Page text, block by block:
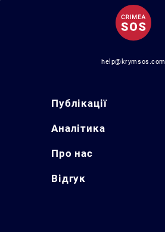
help@krymsos.com
Публікації
Аналітика
Про нас
Відгук